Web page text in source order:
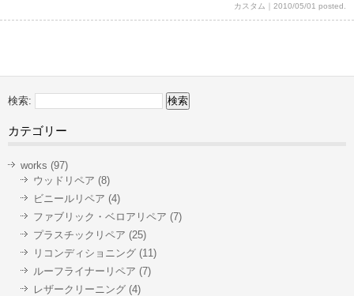
カスタム 2010/05/01 posted.
検索:
カテゴリー
works (97)
ウッドリペア (8)
ビニールリペア (4)
ファブリック・ベロアリペア (7)
プラスチックリペア (25)
リコンディショニング (11)
ルーフライナーリペア (7)
レザークリーニング (4)